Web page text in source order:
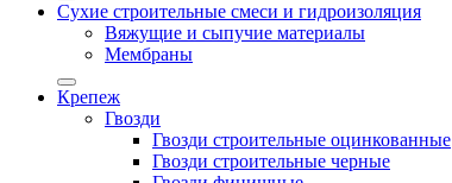
Сухие строительные смеси и гидроизоляция
Вяжущие и сыпучие материалы
Мембраны
Крепеж
Гвозди
Гвозди строительные оцинкованные
Гвозди строительные черные